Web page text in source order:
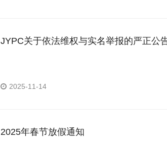
JYPC关于依法维权与实名举报的严正公
2025-11-14
2025年春节放假通知